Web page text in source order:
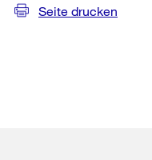
Seite drucken